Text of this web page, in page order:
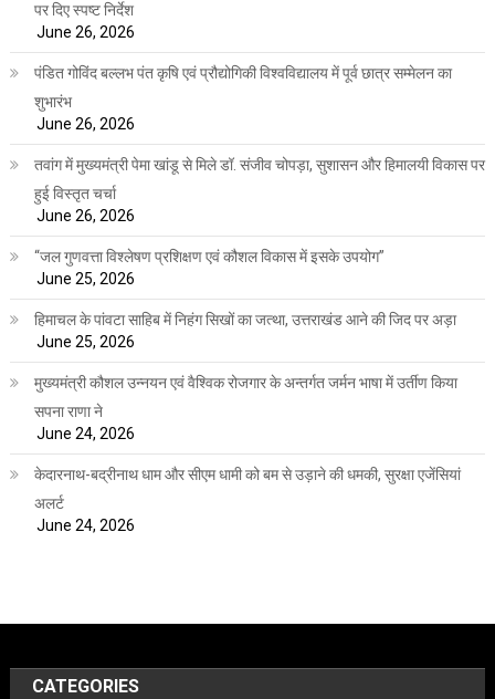
पर दिए स्पष्ट निर्देश
June 26, 2026
पंडित गोविंद बल्लभ पंत कृषि एवं प्रौद्योगिकी विश्वविद्यालय में पूर्व छात्र सम्मेलन का
शुभारंभ
June 26, 2026
तवांग में मुख्यमंत्री पेमा खांडू से मिले डॉ. संजीव चोपड़ा, सुशासन और हिमालयी विकास पर
हुई विस्तृत चर्चा
June 26, 2026
“जल गुणवत्ता विश्लेषण प्रशिक्षण एवं कौशल विकास में इसके उपयोग”
June 25, 2026
हिमाचल के पांवटा साहिब में निहंग सिखों का जत्था, उत्तराखंड आने की जिद पर अड़ा
June 25, 2026
मुख्यमंत्री कौशल उन्नयन एवं वैश्विक रोजगार के अन्तर्गत जर्मन भाषा में उर्तीण किया
सपना राणा ने
June 24, 2026
केदारनाथ-बद्रीनाथ धाम और सीएम धामी को बम से उड़ाने की धमकी, सुरक्षा एजेंसियां
अलर्ट
June 24, 2026
CATEGORIES